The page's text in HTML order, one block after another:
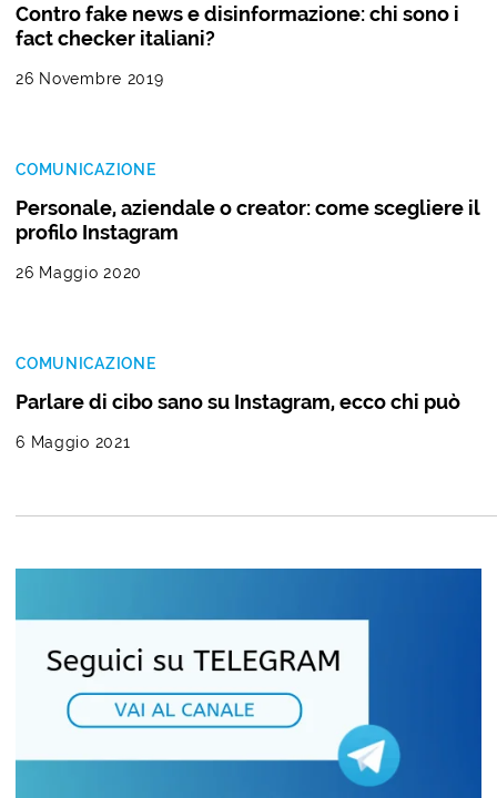
Contro fake news e disinformazione: chi sono i
fact checker italiani?
26 Novembre 2019
COMUNICAZIONE
Personale, aziendale o creator: come scegliere il
profilo Instagram
26 Maggio 2020
COMUNICAZIONE
Parlare di cibo sano su Instagram, ecco chi può
6 Maggio 2021